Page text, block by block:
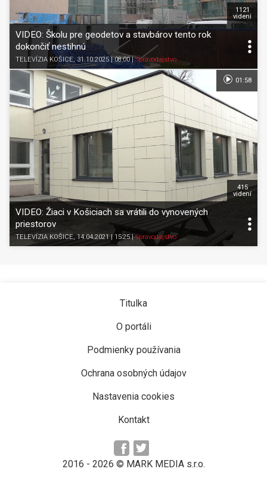
VIDEO: Školu pre geodetov a stavbárov tento rok
dokončiť nestihnú
TELEVÍZIA KOŠICE, 31.10.2025 | 08:00|Spravodajstvo
1121
videní
VIDEO: Žiaci v Košiciach sa vrátili do vynovených
priestorov
TELEVÍZIA KOŠICE, 14.04.2021 | 15:25|Spravodajstvo
415
videní
01:58
Titulka
O portáli
Podmienky používania
Ochrana osobných údajov
Nastavenia cookies
Kontakt
2016 - 2026 © MARK MEDIA s.r.o.